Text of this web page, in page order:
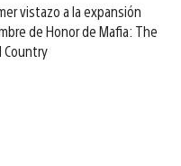
vistazo a la expansión
de Honor de Mafia: The
Country